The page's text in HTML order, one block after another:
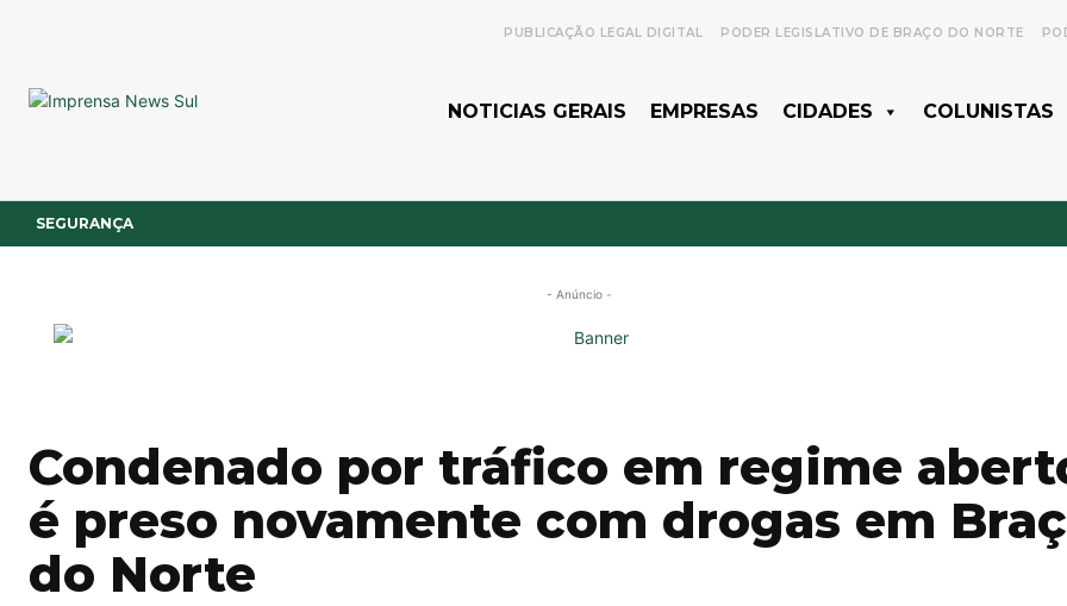
PUBLICAÇÃO LEGAL DIGITAL PODER LEGISLATIVO DE BRAÇO DO NORTE
NOTICIAS GERAIS EMPRESAS CIDADES COLUNISTAS
SEGURANÇA
- Anúncio -
Condenado por tráfico em regime
é preso novamente com drogas em
do Norte